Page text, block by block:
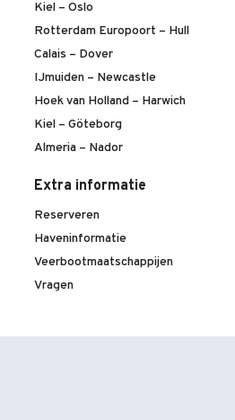
Kiel – Oslo
Rotterdam Europoort – Hull
Calais – Dover
IJmuiden – Newcastle
Hoek van Holland – Harwich
Kiel – Göteborg
Almeria – Nador
Extra informatie
Reserveren
Haveninformatie
Veerbootmaatschappijen
Vragen